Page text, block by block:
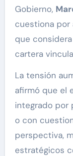
Gobierno,
cuestiona
que
cartera
La tensión
afirmó que el
integrado por
o con
perspectiva,
estratégicos